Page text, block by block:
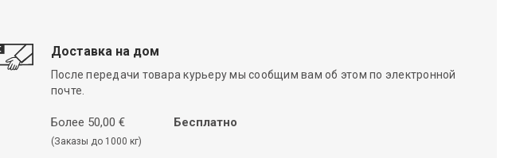
Доставка на дом
После передачи товара курьеру мы сообщим вам об этом по электронной
почте.
Более 50,00 €
(Заказы до 1000 кг)
Бесплатно